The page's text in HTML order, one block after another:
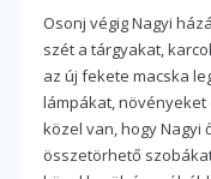
Osonj végig Nagyi
szét a tárgyakat,
az új fekete macska
lámpákat, növényeket
közel van, hogy Nagyi
összetörhető